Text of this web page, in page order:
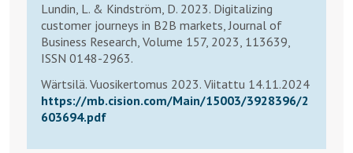
Lundin, L. & Kindström, D. 2023. Digitalizing
customer journeys in B2B markets, Journal of
Business Research, Volume 157, 2023, 113639,
ISSN 0148-2963.
Wärtsilä. Vuosikertomus 2023. Viitattu 14.11.2024
https://mb.cision.com/Main/15003/3928396/2
603694.pdf